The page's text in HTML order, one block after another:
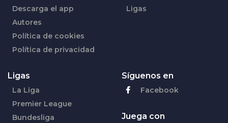
Descarga el app
Autores
Política de cookies
Política de privacidad
Ligas
Ligas
La Liga
Premier League
Bundesliga
Síguenos en
Facebook
Juega con